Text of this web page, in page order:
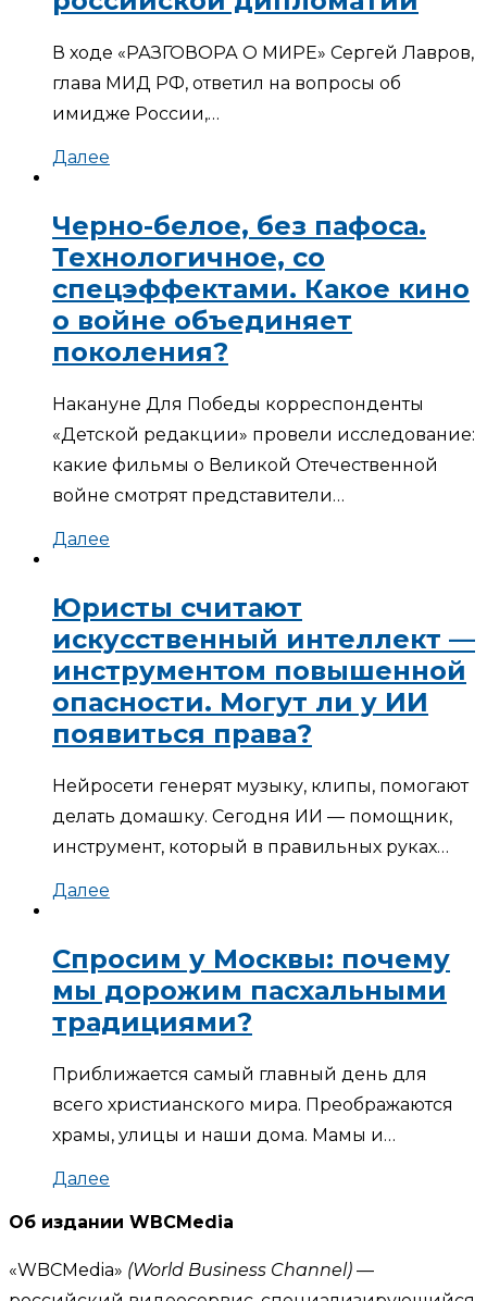
В ходе «РАЗГОВОРА О МИРЕ» Сергей Лавров,
глава МИД РФ, ответил на вопросы об
имидже России,…
Далее
Черно-белое, без пафоса.
Технологичное, со
спецэффектами. Какое кино
о войне объединяет
поколения?
Накануне Для Победы корреспонденты
«Детской редакции» провели исследование:
какие фильмы о Великой Отечественной
войне смотрят представители…
Далее
Юристы считают
искусственный интеллект —
инструментом повышенной
опасности. Могут ли у ИИ
появиться права?
Нейросети генерят музыку, клипы, помогают
делать домашку. Сегодня ИИ — помощник,
инструмент, который в правильных руках…
Далее
Спросим у Москвы: почему
мы дорожим пасхальными
традициями?
Приближается самый главный день для
всего христианского мира. Преображаются
храмы, улицы и наши дома. Мамы и…
Далее
Об издании WBCMedia
«WBCMedia» (World Business Channel) —